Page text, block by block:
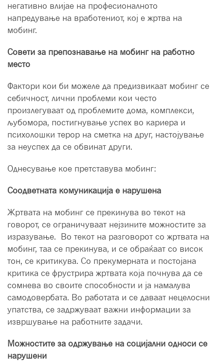
негативно влијае на професионалното
напредување на вработениот, кој е жртва на
мобинг.
Совети за препознавање на мобинг на работно
место
Фактори кои би можеле да предизвикаат мобинг се
себичност, лични проблеми кои често
произлегуваат од проблемите дома, комплекси,
љубомора, постигнување успех во кариера и
психолошки терор на сметка на друг, настојување
за неуспех да се обвинат други.
Однесување кое претставува мобинг:
Соодветната комуникација е нарушена
Жртвата на мобинг се прекинува во текот на
говорот, се ограничуваат нејзините можностите за
изразување. Во текот на разговорот со жртвата на
мобинг, таа се прекинува, и се обраќаат со висок
тон, се критикува. Со прекумерната и постојана
критика се фрустрира жртвата која почнува да се
сомнева во своите способности и ја намалува
самодовербата. Во работата и се даваат нецелосни
упатства, се задржуваат важни информации за
извршување на работните задачи.
Можностите за одржување на социјални односи се
нарушени